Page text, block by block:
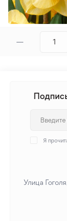
Я
Улица